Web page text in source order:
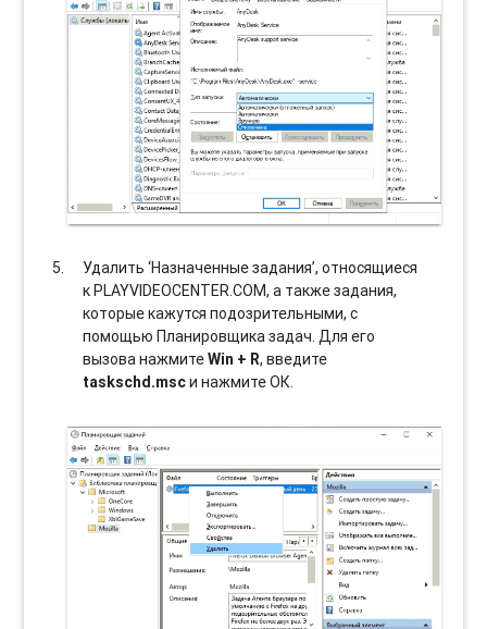
Удалить ‘Назначенные задания’, относящиеся
к PLAYVIDEOCENTER.COM, а также задания,
которые кажутся подозрительными, с
помощью Планировщика задач. Для его
вызова нажмитеWin + R, введите
taskschd.mscи нажмите ОК.